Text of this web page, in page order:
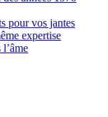
pour vos jantes
expertise